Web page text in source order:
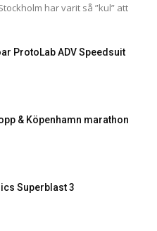
har varit så ”kul” att
ProtoLab ADV Speedsuit
& Köpenhamn marathon
Superblast 3